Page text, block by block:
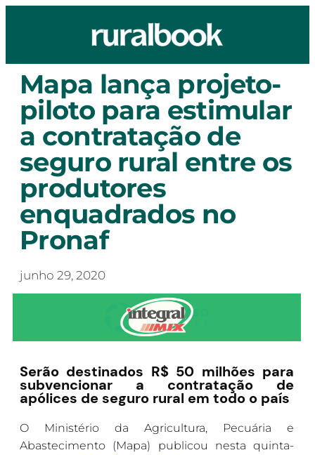
Mapa lança projeto-
piloto para estimular
a contratação de
seguro rural entre os
produtores
enquadrados no
Pronaf
junho 29, 2020
Serão destinados R$ 50 milhões para
subvencionar a contratação de
apólices de seguro rural em todo o país
O Ministério da Agricultura, Pecuária e
Abastecimento (Mapa) publicou nesta quinta-